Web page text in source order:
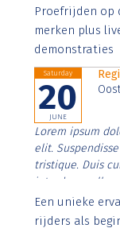
Aenean
imperdiet.
Proefrijden op
merken plus
demonstraties
Saturday
20
JUNE
Lorem ipsum
elit.
tristique. Duis
interdum nulla,
Aenean
imperdiet. Nunc
Een unieke
rijders als